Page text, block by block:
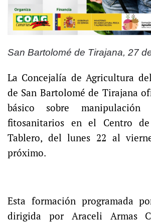
San Bartolomé de Tirajana, 27
La Concejalía de Agricultura
de San Bartolomé de Tirajana
básico sobre manipulación
fitosanitarios en el Centro
Tablero, del lunes 22 al
próximo.
Esta formación programada
dirigida por Araceli Armas